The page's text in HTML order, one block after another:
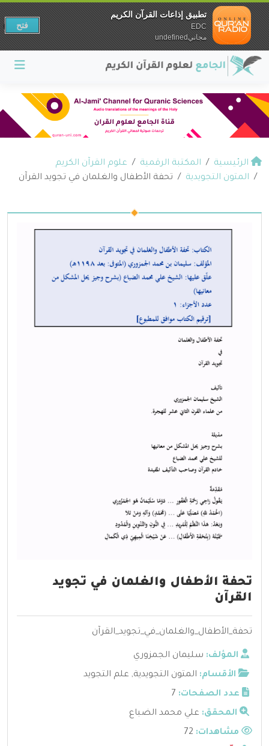
الرئيسية المكتبة الرقمية
علوم القرآن الكريم
المتون التجويدية
تحفة الأطفال والغلمان في تجويد القرآن
تحفة الأطفال والغلمان في تجويد
القرآن
تحفة_الأطفال_والغلمان_في_تجويد_القرآن
المؤلف: سليمان الجمزوري
الأقسام: المتون التجويدية, علم التجويد
عدد الصفحات: 7
المحقق: علي محمد الضباع
مشاهدات:
تطبيق إذاعات القرآن الكريم
EDC
مجانيundefined
فتح